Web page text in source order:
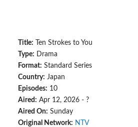
Title:
Ten Strokes to You
Type: Drama
Format: Standard Series
Country: Japan
Episodes: 10
Aired: Apr 12, 2026 - ?
Aired On: Sunday
Original Network: NTV